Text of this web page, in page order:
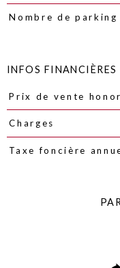
Nombre de parking
INFOS FINANCIÈRES
Caractéristiques Valeurs
Prix de vente
Charges
Taxe foncière